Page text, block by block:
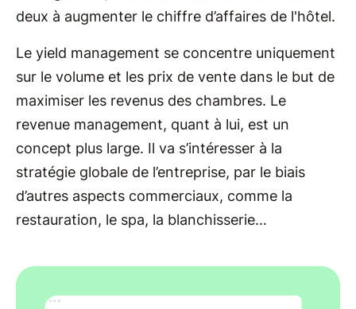
deux à augmenter le chiffre d’affaires de l'hôtel.
Le yield management se concentre uniquement
sur le volume et les prix de vente dans le but de
maximiser les revenus des chambres. Le
revenue management, quant à lui, est un
concept plus large. Il va s’intéresser à la
stratégie globale de l’entreprise, par le biais
d’autres aspects commerciaux, comme la
restauration, le spa, la blanchisserie…